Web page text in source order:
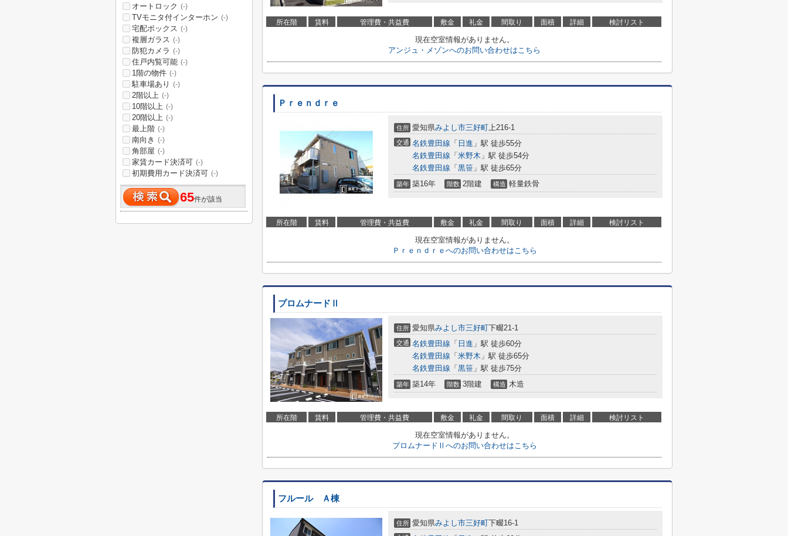
所在階 賃料 管理費・共益費 敷金 礼金 間取り 面積 詳細 検討リスト
現在空室情報がありません。
アンジュ・メゾンへのお問い合わせはこちら
Ｐｒｅｎｄｒｅ
住所 愛知県みよし市三好町上216-1
交通 名鉄豊田線 「 日進 」駅 徒歩55分
名鉄豊田線 「 米野木 」駅 徒歩54分
名鉄豊田線 「 黒笹 」駅 徒歩65分
築年 築16年 階数 2階建 構造 軽量鉄骨
所在階 賃料 管理費・共益費 敷金 礼金 間取り 面積 詳細 検討リスト
現在空室情報がありません。
Ｐｒｅｎｄｒｅへのお問い合わせはこちら
プロムナードⅡ
住所 愛知県みよし市三好町下畷21-1
交通 名鉄豊田線 「 日進 」駅 徒歩60分
名鉄豊田線 「 米野木 」駅 徒歩65分
名鉄豊田線 「 黒笹 」駅 徒歩75分
築年 築14年 階数 3階建 構造 木造
所在階 賃料 管理費・共益費 敷金 礼金 間取り 面積 詳細 検討リスト
現在空室情報がありません。
プロムナードⅡへのお問い合わせはこちら
フルール Ａ棟
住所 愛知県みよし市三好町下畷16-1
オートロック (-)
TVモニタ付インターホン (-)
宅配ボックス (-)
複層ガラス (-)
防犯カメラ (-)
住戸内覧可能 (-)
1階の物件 (-)
駐車場あり (-)
2階以上 (-)
10階以上 (-)
20階以上 (-)
最上階 (-)
南向き (-)
角部屋 (-)
家賃カード決済可 (-)
初期費用カード決済可 (-)
65件が該当